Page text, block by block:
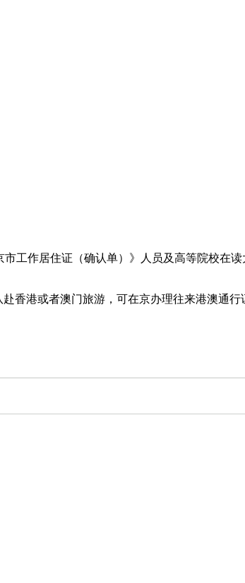
作居住证（确认单）》人员及高等院校在
港或者澳门旅游，可在京办理往来港澳通行